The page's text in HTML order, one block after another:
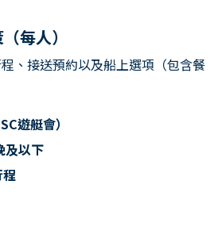
每人）
、接送預約以及船上選項（包含餐
遊艇會）
及以下